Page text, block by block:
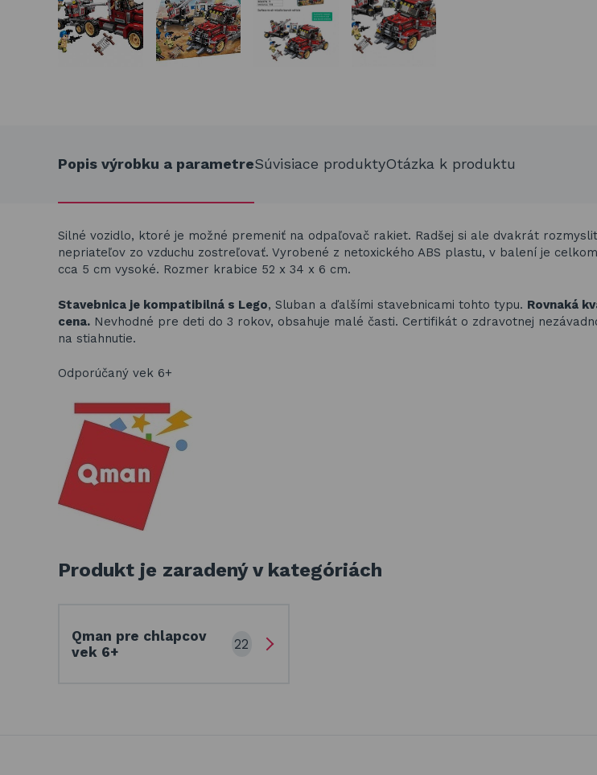
Popis výrobku a parametreSúvisiace produktyOtázka k produktu
Silné vozidlo, ktoré je možné premeniť na odpaľovač rakiet. Radšej si ale dvakrát
nepriateľov zo vzduchu zostreľovať. Vyrobené z netoxického ABS plastu, v balení je
cca 5 cm vysoké. Rozmer krabice 52 x 34 x 6 cm.
Stavebnica je kompatibilná s Lego, Sluban a ďalšími stavebnicami tohto typu. Rovnaká
cena. Nevhodné pre deti do 3 rokov, obsahuje malé časti. Certifikát o zdravotnej
na stiahnutie.
Odporúčaný vek 6+
Produkt je zaradený v kategóriách
Qman pre chlapcov
vek 6+
22